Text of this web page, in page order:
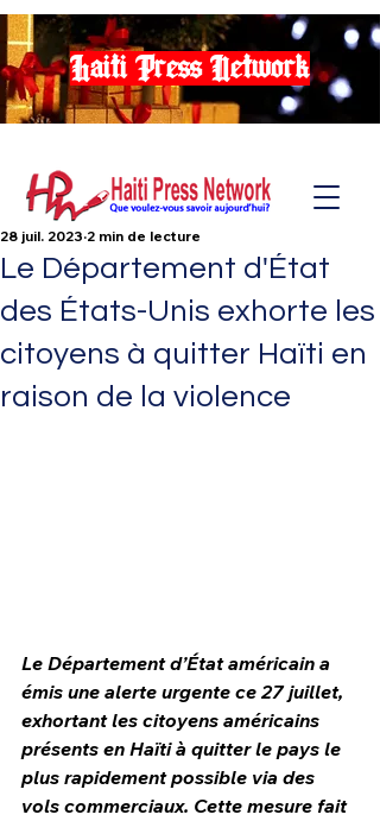
Haiti Press Network
Le Département d'État
des États-Unis exhorte les
citoyens à quitter Haïti en
raison de la violence
28 juil. 2023 2 min de lecture
Le Département d’État américain a
émis une alerte urgente ce 27 juillet,
exhortant les citoyens américains
présents en Haïti à quitter le pays le
plus rapidement possible via des
vols commerciaux. Cette mesure fait